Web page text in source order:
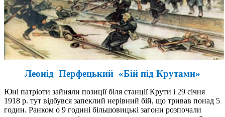
Леонід Перфецький «Бій під Крутами»
Юні патріоти зайняли позиції біля станції Крути і 29 січня
1918 р. тут відбувся запеклий нерівний бій, що тривав понад 5
годин. Ранком о 9 годині більшовицькі загони розпочали